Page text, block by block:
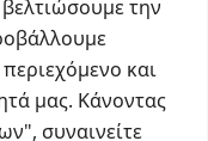
την
και
μας. Κάνοντας
συναινείτε